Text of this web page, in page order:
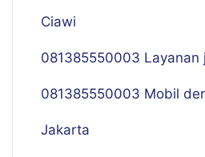
Ciawi
081385550003
081385550003 Mobil
Jakarta